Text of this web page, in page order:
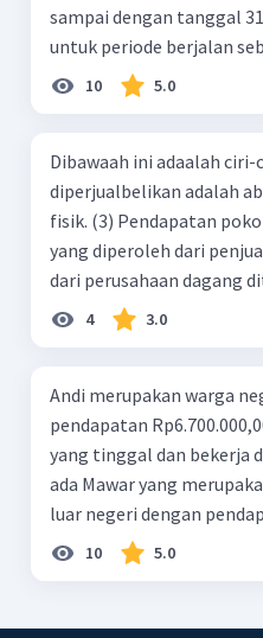
sampai dengan tanggal
untuk periode berjalan
jurnal pembalik yang benar
10 5.0
Dibawaah ini adaalah ciri-
diperjualbelikan adalah
fisik. (3) Pendapatan
yang diperoleh dari
dari perusahaan dagang
d. 1 dan 2 e. 2 dan 4
4 3.0
Andi merupakan warga
pendapatan Rp6.700.000,00. Sementara Lula merupakan warga negara asing
yang tinggal dan bekerja di Indonesia dengan pendapatan Rp8.900.000,00. Lalu
ada Mawar yang merupakan warga negara Indonesia yang
luar negeri dengan
10 5.0